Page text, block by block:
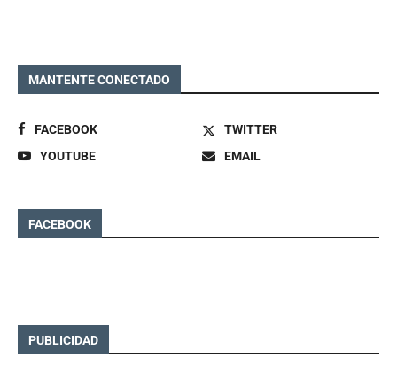
MANTENTE CONECTADO
FACEBOOK
TWITTER
YOUTUBE
EMAIL
FACEBOOK
PUBLICIDAD